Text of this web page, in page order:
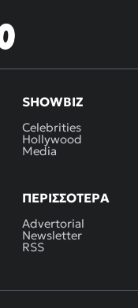
SHOWBIZ
Celebrities
Hollywood
Media
ΠΕΡΙΣΣΌΤΕΡΑ
Advertorial
Newsletter
RSS